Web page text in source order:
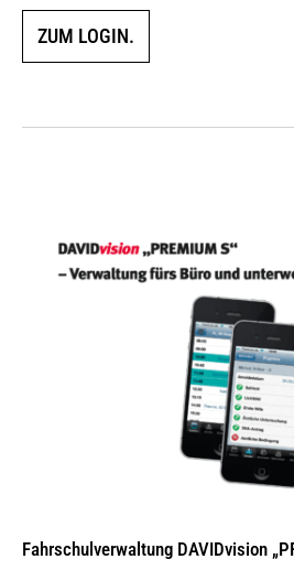
ZUM LOGIN.
Fahrschulverwaltung DAVIDvision